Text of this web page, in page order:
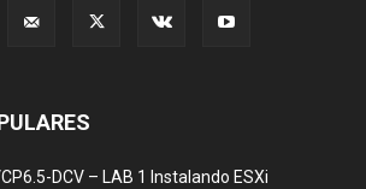
DCV – LAB 1 Instalando ESXi